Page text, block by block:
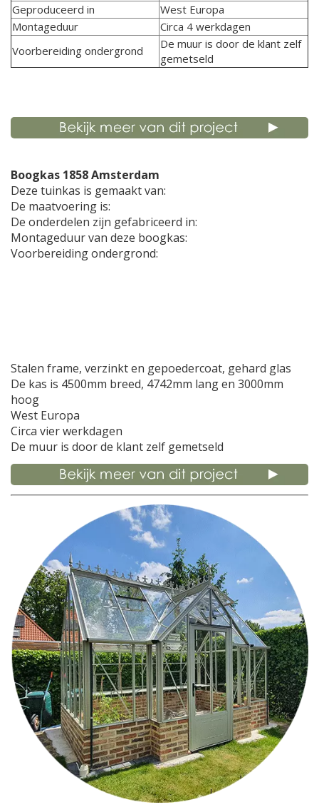
Geproduceerd in
West Europa
Montageduur
Circa 4 werkdagen
Voorbereiding ondergrond
De muur is door de klant zelf
gemetseld
Boogkas 1858 Amsterdam
Deze tuinkas is gemaakt van:
De maatvoering is:
De onderdelen zijn gefabriceerd in:
Montageduur van deze boogkas:
Voorbereiding ondergrond:
Stalen frame, verzinkt en gepoedercoat, gehard glas
De kas is 4500mm breed, 4742mm lang en 3000mm
hoog
West Europa
Circa vier werkdagen
De muur is door de klant zelf gemetseld